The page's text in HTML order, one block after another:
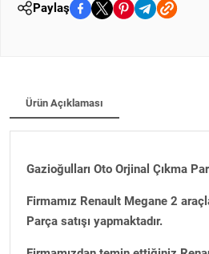
Paylaş
Ürün Açıklaması
Gazioğulları Oto Orjinal Çıkma
Firmamız Renault Megane 2
Parça satışı yapmaktadır.